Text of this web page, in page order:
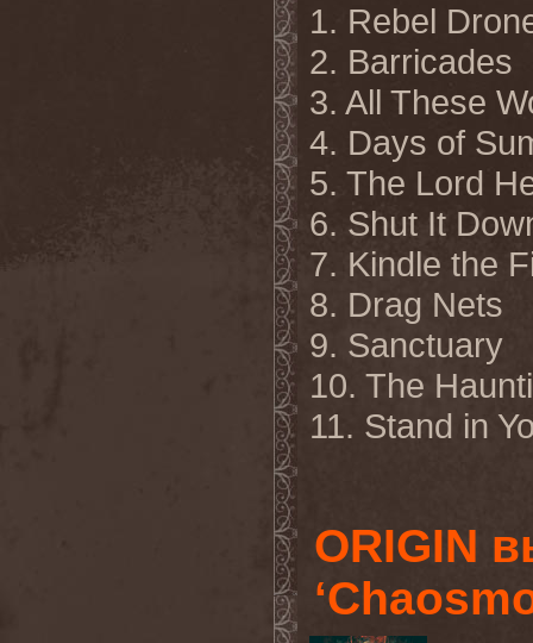
1. Rebel
2. Barricades
3. All These
4. Days of
5. The Lord
6. Shut It
7. Kindle the
8. Drag Nets
9. Sanctuary
10. The
11. Stand in
ORIGIN